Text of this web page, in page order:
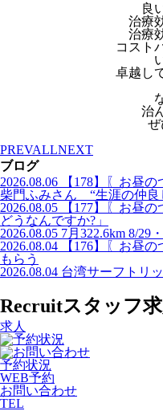
良
治療
治療
コスト
卓越し
治
ぜ
PREVALLNEXT
ブログ
2026.08.06
【178】〖お昼
柴門ふみさん “生涯の仲良
2026.08.05
【177】〖お昼
どうなんですか?」
2026.08.05 7月322.6km 8/29
2026.08.04
【176】〖お昼
もらう
2026.08.04 台湾サーフトリ
Recruitスタッフ
求人
予約状況
WEB予約
お問い合わせ
TEL